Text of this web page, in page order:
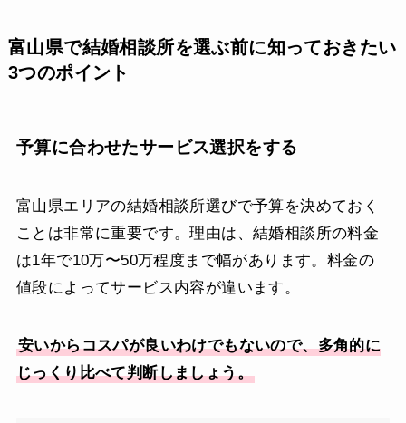
富山県で結婚相談所を選ぶ前に知っておきたい
3つのポイント
予算に合わせたサービス選択をする
富山県エリアの結婚相談所選びで予算を決めておく
ことは非常に重要です。理由は、結婚相談所の料金
は1年で10万〜50万程度まで幅があります。料金の
値段によってサービス内容が違います。
安いからコスパが良いわけでもないので、多角的に
じっくり比べて判断しましょう。